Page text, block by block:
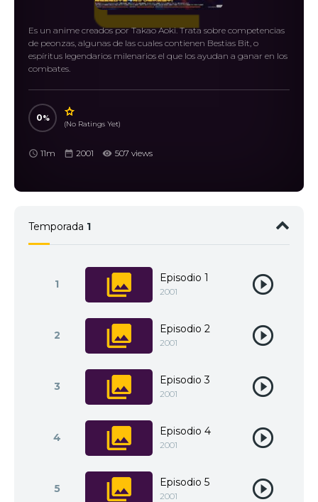
Es un anime creados por Takao Aoki. Trata sobre competencias
de peonzas, algunas de las cuales contienen Bestias Bit, o
espíritus legendarios milenarios el que los ayudan a ganar en los
combates.
0
(No Ratings Yet)
11m 2001 507 views
Temporada 1
1 Episodio 1
2001
2 Episodio 2
2001
3 Episodio 3
2001
4 Episodio 4
2001
5 Episodio 5
2001